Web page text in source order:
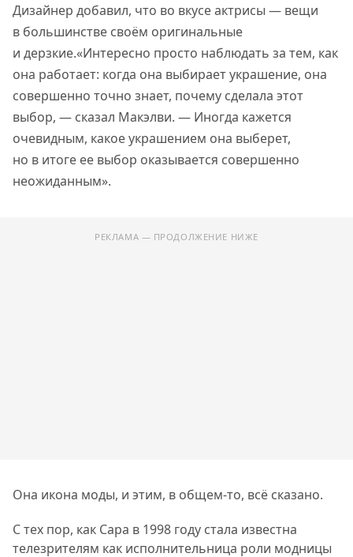
Дизайнер добавил, что во вкусе актрисы — вещи
в большинстве своём оригинальные
и дерзкие.«Интересно просто наблюдать за тем, как
она работает: когда она выбирает украшение, она
совершенно точно знает, почему сделала этот
выбор, — сказал Макэлви. — Иногда кажется
очевидным, какое украшением она выберет,
но в итоге ее выбор оказывается совершенно
неожиданным».
РЕКЛАМА — ПРОДОЛЖЕНИЕ НИЖЕ
Она икона моды, и этим, в общем-то, всё сказано.
С тех пор, как Сара в 1998 году стала известна
телезрителям как исполнительница роли модницы